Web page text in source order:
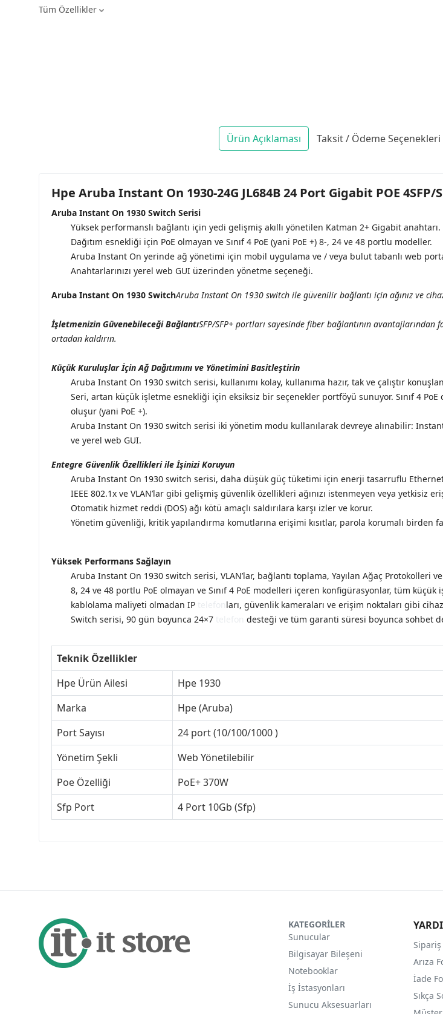
Tüm Özellikler
Ürün Açıklaması Taksit / Ödeme Seçenekleri
Hpe Aruba Instant On 1930-24G JL684B 24 Port Gigabit POE
Aruba Instant On 1930 Switch Serisi
Yüksek performanslı bağlantı için yedi gelişmiş akıllı yönetilen Katman 2+ Gigabit anahtarı.
Dağıtım esnekliği için PoE olmayan ve Sınıf 4 PoE (yani PoE +) 8-, 24 ve 48 portlu modeller.
Aruba Instant On yerinde ağ yönetimi için mobil uygulama ve / veya bulut tabanlı web
Anahtarlarınızı yerel web GUI üzerinden yönetme seçeneği.
Aruba Instant On 1930 SwitchAruba Instant On 1930 switch ile güvenilir bağlantı için ağınız ve
İşletmenizin Güvenebileceği BağlantıSFP/SFP+ portları sayesinde fiber bağlantının
ortadan kaldırın.
Küçük Kuruluşlar İçin Ağ Dağıtımını ve Yönetimini Basitleştirin
Aruba Instant On 1930 switch serisi, kullanımı kolay, kullanıma hazır, tak ve çalıştır
Seri, artan küçük işletme esnekliği için eksiksiz bir seçenekler portföyü sunuyor. Sınıf 4
oluşur (yani PoE +).
Aruba Instant On 1930 switch serisi iki yönetim modu kullanılarak devreye alınabilir:
ve yerel web GUI.
Entegre Güvenlik Özellikleri ile İşinizi Koruyun
Aruba Instant On 1930 switch serisi, daha düşük güç tüketimi için enerji tasarruflu
IEEE 802.1x ve VLAN’lar gibi gelişmiş güvenlik özellikleri ağınızı istenmeyen veya yetkisiz
Otomatik hizmet reddi (DOS) ağı kötü amaçlı saldırılara karşı izler ve korur.
Yönetim güvenliği, kritik yapılandırma komutlarına erişimi kısıtlar, parola korumalı birden
Yüksek Performans Sağlayın
Aruba Instant On 1930 switch serisi, VLAN’lar, bağlantı toplama, Yayılan Ağaç
8, 24 ve 48 portlu PoE olmayan ve Sınıf 4 PoE modelleri içeren konfigürasyonlar, tüm
kablolama maliyeti olmadan IP
ları, güvenlik kameraları ve erişim noktaları gibi
Switch serisi, 90 gün boyunca 24×7
desteği ve tüm garanti süresi boyunca sohbet
Teknik Özellikler
Hpe Ürün Ailesi
Hpe 1930
Marka
Hpe (Aruba)
Port Sayısı
24 port (10/100/1000 )
Yönetim Şekli
Web Yönetilebilir
Poe Özelliği
PoE+ 370W
Sfp Port
4 Port 10Gb (Sfp)
KATEGORİLER
Sunucular
Bilgisayar Bileşeni
Notebooklar
İş İstasyonları
Sunucu Aksesuarları
Sipariş
Arıza
İade
Sıkça